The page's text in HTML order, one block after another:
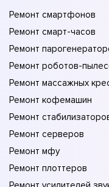
Ремонт смартфонов
Ремонт смарт-часов
Ремонт
Ремонт роботов-
Ремонт массажных
Ремонт кофемашин
Ремонт
Ремонт серверов
Ремонт мфу
Ремонт плоттеров